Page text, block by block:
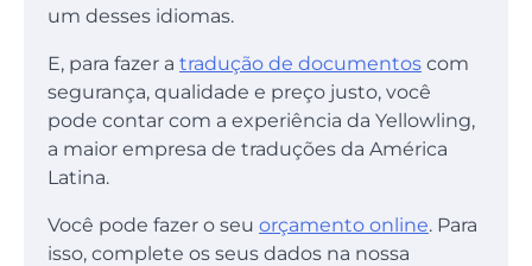
um desses idiomas.
E, para fazer a tradução de documentos com
segurança, qualidade e preço justo, você
pode contar com a experiência da Yellowling,
a maior empresa de traduções da América
Latina.
Você pode fazer o seu orçamento online. Para
isso, complete os seus dados na nossa